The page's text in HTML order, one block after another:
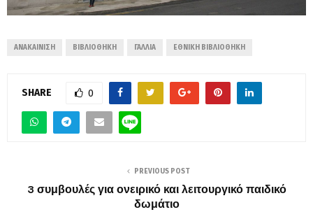
ΑΝΑΚΑΊΝΙΣΗ ΒΙΒΛΙΟΘΉΚΗ ΓΑΛΛΊΑ ΕΘΝΙΚΉ ΒΙΒΛΙΟΘΉΚΗ
SHARE 0
PREVIOUS POST
3 συμβουλές για ονειρικό και λειτουργικό παιδικό
δωμάτιο